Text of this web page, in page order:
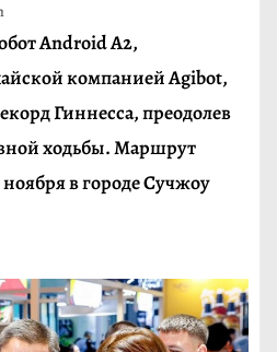
Android A2,
компанией Agibot,
Гиннесса, преодолев
ходьбы. Маршрут
ноября в городе Сучжоу